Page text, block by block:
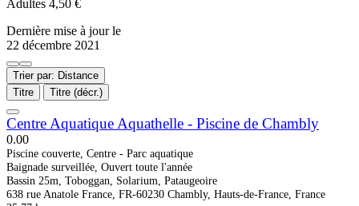
Adultes 4,50 €
Dernière mise à jour le
22 décembre 2021
Trier par: Distance
Titre
Titre (décr.)
Centre Aquatique Aquathelle - Piscine de Chambly
0.00
Piscine couverte, Centre - Parc aquatique
Baignade surveillée, Ouvert toute l'année
Bassin 25m, Toboggan, Solarium, Pataugeoire
638 rue Anatole France, FR-60230 Chambly, Hauts-de-France, France